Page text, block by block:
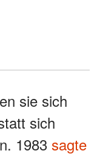
sie sich
sich
1983 sagte